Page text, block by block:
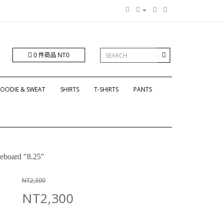
0 件商品 NT0
& SWEAT SHIRTS T-SHIRTS PANTS
"8.25"
NT2,300
NT2,300